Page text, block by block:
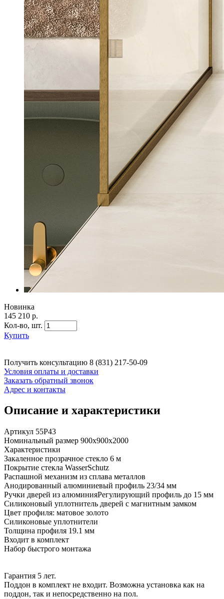
Новинка
145 210 р.
Кол-во, шт.
Купить
Получить консультацию 8 (831) 217-50-09
Условия оплаты и доставки
Заказать обратный звонок
Адрес и контакты
Описание и характеристики
Артикул 55P43
Номинальный размер 900x900х2000
Характеристики
Закаленное прозрачное стекло 6 м
Покрытие стекла WasserSchutz
Распашной механизм из сплава металлов
Анодированный алюминиевый профиль 23/34 мм
Ручки дверей из алюминияРегулирующий профиль до 15 мм
Силиконовый уплотнитель дверей с магнитным замком
Цвет профиля: матовое золото
Силиконовые уплотнители
Толщина профиля 19.1 мм
Входит в комплект
Набор быстрого монтажа
Гарантия 5 лет.
Поддон в комплект не входит. Возможна установка как на
поддон, так и непосредственно на пол.